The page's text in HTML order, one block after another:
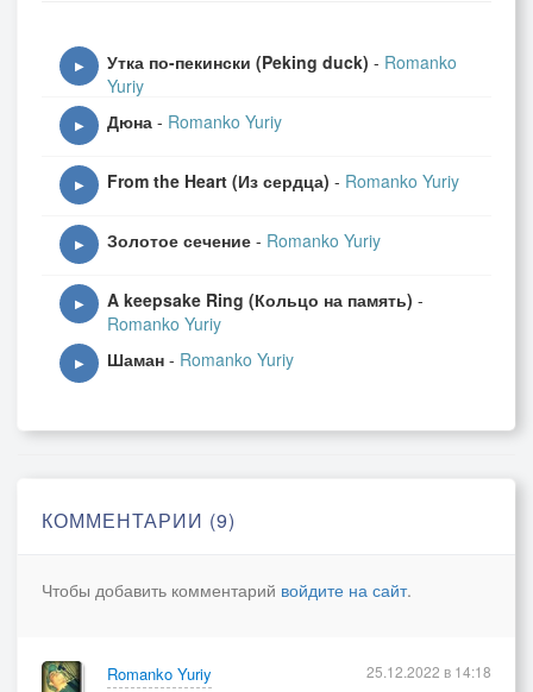
▶ Утка по-пекински (Peking duck) - Romanko
Yuriy
▶ Дюна - Romanko Yuriy
▶ From the Heart (Из сердца) - Romanko Yuriy
▶ Золотое сечение - Romanko Yuriy
▶ A keepsake Ring (Кольцо на память) -
Romanko Yuriy
▶ Шаман - Romanko Yuriy
КОММЕНТАРИИ (9)
Чтобы добавить комментарий войдите на сайт.
Romanko Yuriy
25.12.2022 в 14:18